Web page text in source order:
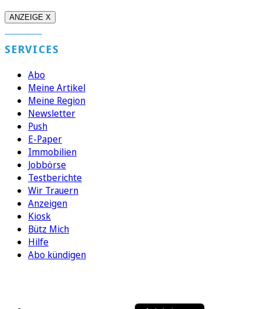
ANZEIGE X
SERVICES
Abo
Meine Artikel
Meine Region
Newsletter
Push
E-Paper
Immobilien
Jobbörse
Testberichte
Wir Trauern
Anzeigen
Kiosk
Bütz Mich
Hilfe
Abo kündigen